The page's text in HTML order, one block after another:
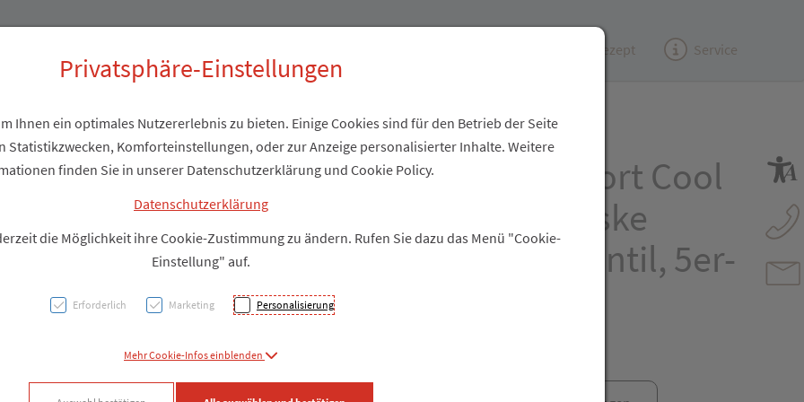
(e)Rezept Service
3M™ Aura™ Comfort Cool
Flow™ Partikelmaske
9322+, FFP2, mit Ventil, 5er-
Packung
Privatsphäre-Einstellungen
Ihnen ein optimales Nutzererlebnis zu bieten. Einige Cookies sind für den Betrieb der Seite
Statistikzwecken, Komforteinstellungen, oder zur Anzeige personalisierter Inhalte. Weitere
finden Sie in unserer Datenschutzerklärung und Cookie Policy.
Datenschutzerklärung
die Möglichkeit ihre Cookie-Zustimmung zu ändern. Rufen Sie dazu das Menü "Cookie-
Einstellung" auf.
Erforderlich Marketing Personalisierung
Mehr Cookie-Infos einblenden